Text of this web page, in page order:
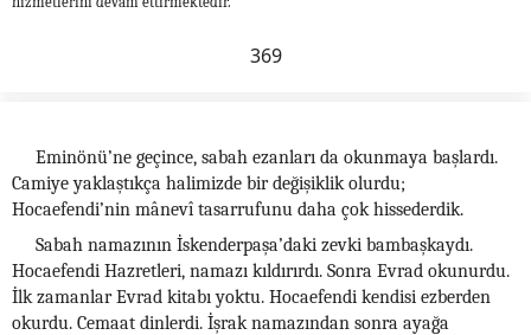
369
Eminönü’ne geçince, sabah ezanları da okunmaya başlardı.
Camiye yaklaştıkça halimizde bir değişiklik olurdu;
Hocaefendi’nin mânevî tasarrufunu daha çok hissederdik.
Sabah namazının İskenderpaşa’daki zevki bambaşkaydı.
Hocaefendi Hazretleri, namazı kıldırırdı. Sonra Evrad okunurdu.
İlk zamanlar Evrad kitabı yoktu. Hocaefendi kendisi ezberden
okurdu. Cemaat dinlerdi. İşrak namazından sonra ayağa